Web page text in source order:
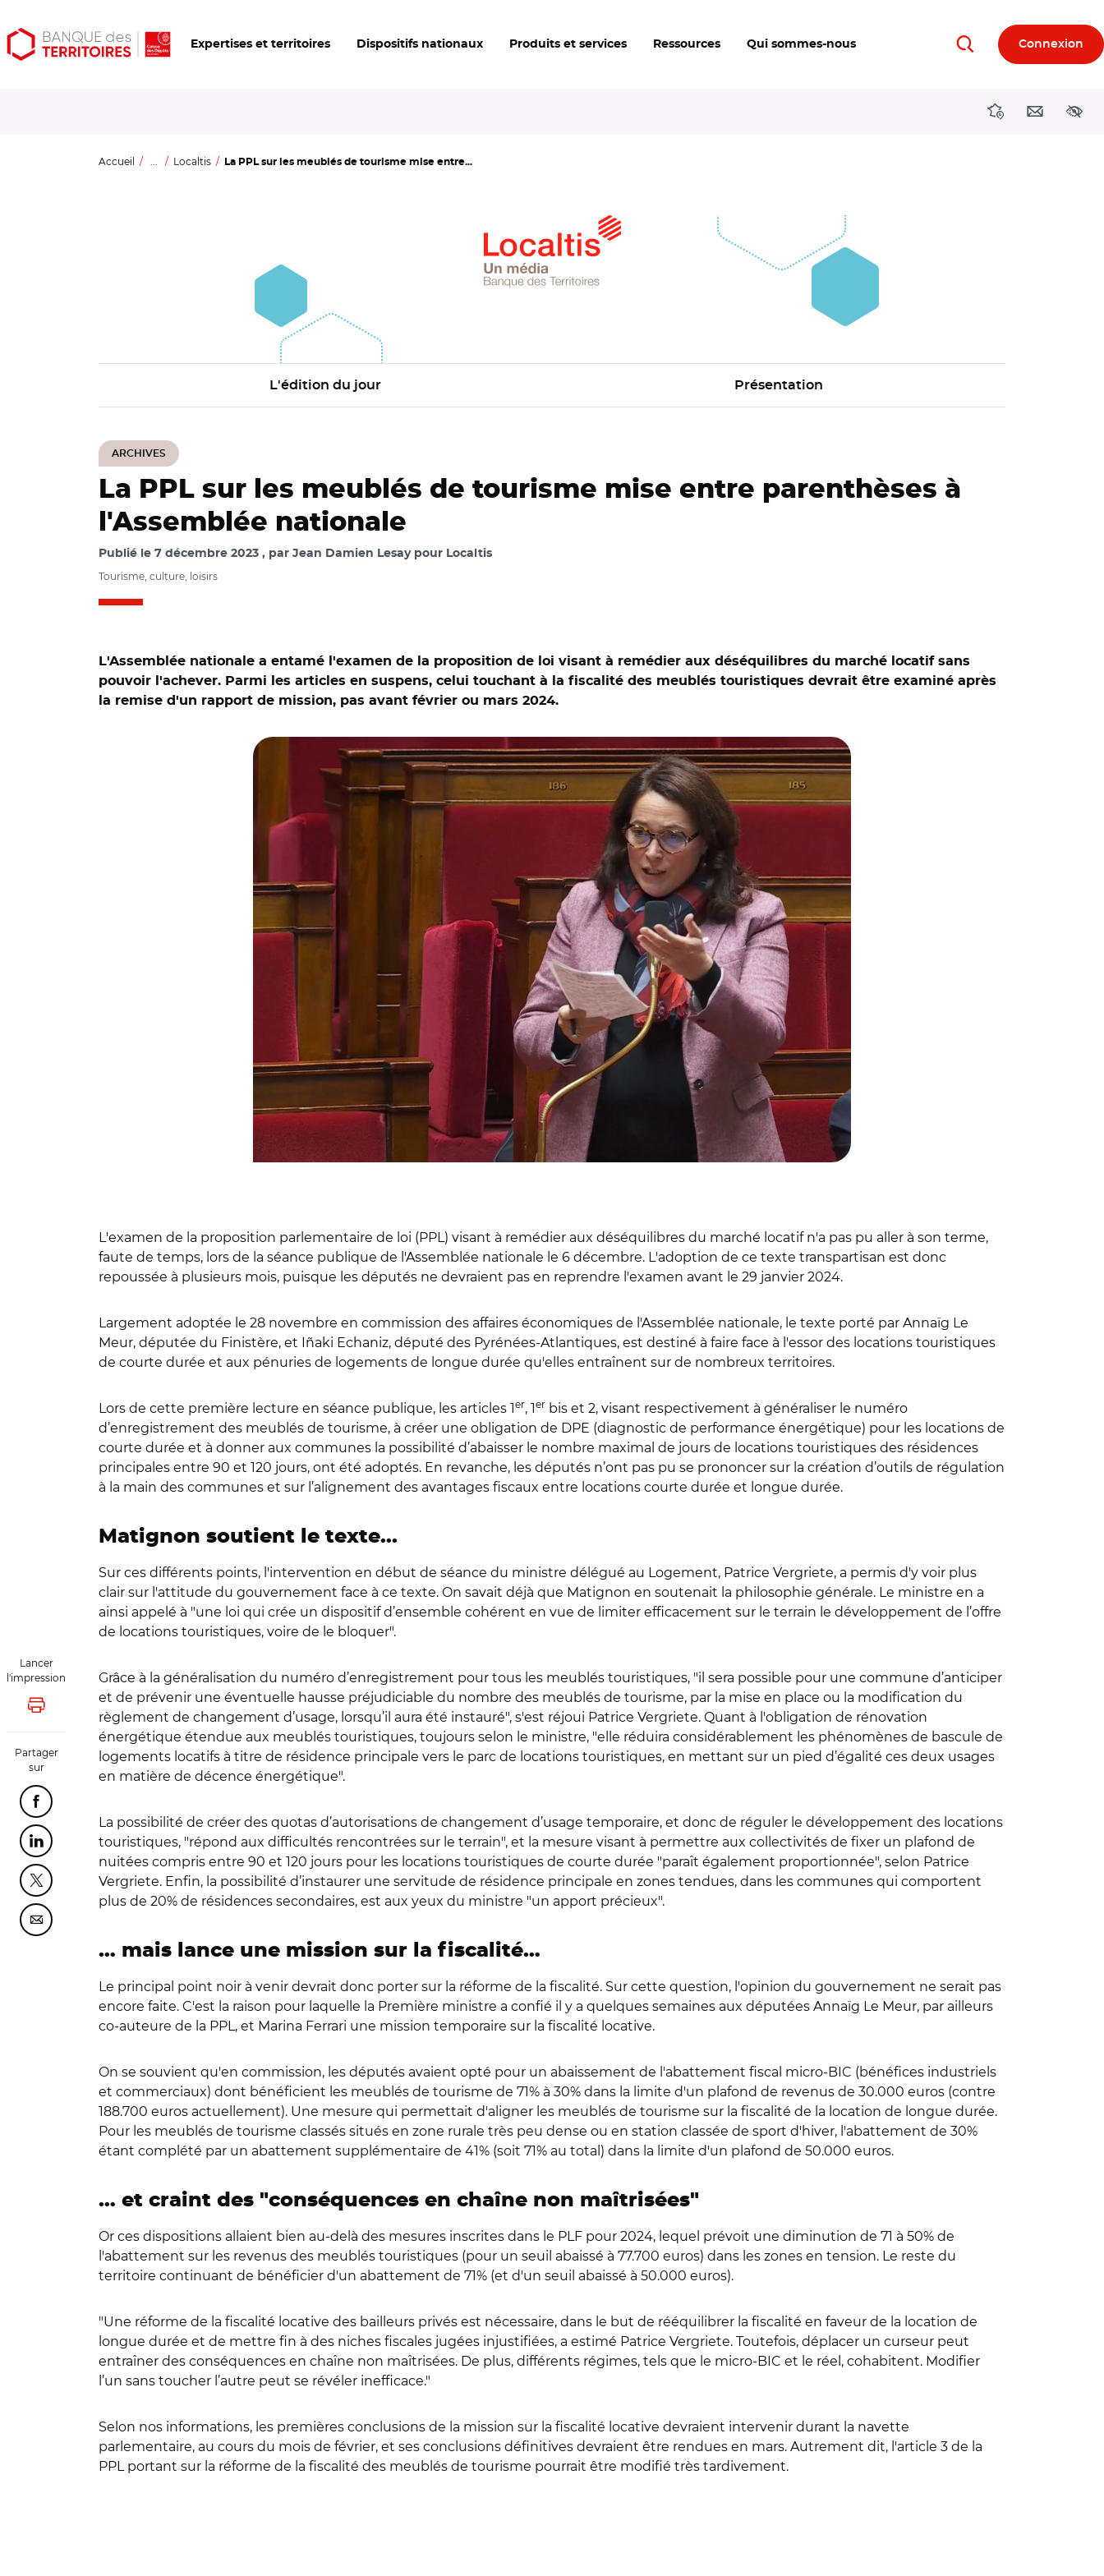
Aller
au
Aller
au
Ouvrir
les
Expertises et territoires Dispositifs nationaux Produits et services Ressources Qui sommes-nous RechercherConnexion
DirectionsContact
Accueil ... Localtis La PPL sur les meublés de tourisme mise entre...
L'édition du jour Présentation
ARCHIVES
Lancer
l'impression
Lancer l'impression
Partager
sur
Partager cette page sur Facebook
Partager cette page sur Linkedin
Partager cette page sur Twitter
Partager cette page sur Courriel
La PPL sur les meublés de tourisme mise entre parenthèses à
l'Assemblée nationale
Publié le 7 décembre 2023 par Jean Damien Lesay pour Localtis
Tourisme, culture, loisirs
L'Assemblée nationale a entamé l'examen de la proposition de loi visant à remédier aux déséquilibres du marché locatif sans
pouvoir l'achever. Parmi les articles en suspens, celui touchant à la fiscalité des meublés touristiques devrait être examiné après
la remise d'un rapport de mission, pas avant février ou mars 2024.
L'examen de la proposition parlementaire de loi (PPL) visant à remédier aux déséquilibres du marché locatif n'a pas pu aller à son terme,
faute de temps, lors de la séance publique de l'Assemblée nationale le 6 décembre. L'adoption de ce texte transpartisan est donc
repoussée à plusieurs mois, puisque les députés ne devraient pas en reprendre l'examen avant le 29 janvier 2024.
Largement adoptée le 28 novembre en commission des affaires économiques de l'Assemblée nationale, le texte porté par Annaïg Le
Meur, députée du Finistère, et Iñaki Echaniz, député des Pyrénées-Atlantiques, est destiné à faire face à l'essor des locations touristiques
de courte durée et aux pénuries de logements de longue durée qu'elles entraînent sur de nombreux territoires.
Lors de cette première lecture en séance publique, les articles 1er, 1er bis et 2, visant respectivement à généraliser le numéro
d’enregistrement des meublés de tourisme, à créer une obligation de DPE (diagnostic de performance énergétique) pour les locations de
courte durée et à donner aux communes la possibilité d’abaisser le nombre maximal de jours de locations touristiques des résidences
principales entre 90 et 120 jours, ont été adoptés. En revanche, les députés n’ont pas pu se prononcer sur la création d’outils de régulation
à la main des communes et sur l’alignement des avantages fiscaux entre locations courte durée et longue durée.
Matignon soutient le texte...
Sur ces différents points, l'intervention en début de séance du ministre délégué au Logement, Patrice Vergriete, a permis d'y voir plus
clair sur l'attitude du gouvernement face à ce texte. On savait déjà que Matignon en soutenait la philosophie générale. Le ministre en a
ainsi appelé à "une loi qui crée un dispositif d’ensemble cohérent en vue de limiter efficacement sur le terrain le développement de l’offre
de locations touristiques, voire de le bloquer".
Grâce à la généralisation du numéro d’enregistrement pour tous les meublés touristiques, "il sera possible pour une commune d’anticiper
et de prévenir une éventuelle hausse préjudiciable du nombre des meublés de tourisme, par la mise en place ou la modification du
règlement de changement d’usage, lorsqu’il aura été instauré", s'est réjoui Patrice Vergriete. Quant à l'obligation de rénovation
énergétique étendue aux meublés touristiques, toujours selon le ministre, "elle réduira considérablement les phénomènes de bascule de
logements locatifs à titre de résidence principale vers le parc de locations touristiques, en mettant sur un pied d’égalité ces deux usages
en matière de décence énergétique".
La possibilité de créer des quotas d’autorisations de changement d’usage temporaire, et donc de réguler le développement des locations
touristiques, "répond aux difficultés rencontrées sur le terrain", et la mesure visant à permettre aux collectivités de fixer un plafond de
nuitées compris entre 90 et 120 jours pour les locations touristiques de courte durée "paraît également proportionnée", selon Patrice
Vergriete. Enfin, la possibilité d’instaurer une servitude de résidence principale en zones tendues, dans les communes qui comportent
plus de 20% de résidences secondaires, est aux yeux du ministre "un apport précieux".
… mais lance une mission sur la fiscalité…
Le principal point noir à venir devrait donc porter sur la réforme de la fiscalité. Sur cette question, l'opinion du gouvernement ne serait pas
encore faite. C'est la raison pour laquelle la Première ministre a confié il y a quelques semaines aux députées Annaïg Le Meur, par ailleurs
co-auteure de la PPL, et Marina Ferrari une mission temporaire sur la fiscalité locative.
On se souvient qu'en commission, les députés avaient opté pour un abaissement de l'abattement fiscal micro-BIC (bénéfices industriels
et commerciaux) dont bénéficient les meublés de tourisme de 71% à 30% dans la limite d'un plafond de revenus de 30.000 euros (contre
188.700 euros actuellement). Une mesure qui permettait d'aligner les meublés de tourisme sur la fiscalité de la location de longue durée.
Pour les meublés de tourisme classés situés en zone rurale très peu dense ou en station classée de sport d'hiver, l'abattement de 30%
étant complété par un abattement supplémentaire de 41% (soit 71% au total) dans la limite d'un plafond de 50.000 euros.
… et craint des "conséquences en chaîne non maîtrisées"
Or ces dispositions allaient bien au-delà des mesures inscrites dans le PLF pour 2024, lequel prévoit une diminution de 71 à 50% de
l'abattement sur les revenus des meublés touristiques (pour un seuil abaissé à 77.700 euros) dans les zones en tension. Le reste du
territoire continuant de bénéficier d'un abattement de 71% (et d'un seuil abaissé à 50.000 euros).
"Une réforme de la fiscalité locative des bailleurs privés est nécessaire, dans le but de rééquilibrer la fiscalité en faveur de la location de
longue durée et de mettre fin à des niches fiscales jugées injustifiées, a estimé Patrice Vergriete. Toutefois, déplacer un curseur peut
entraîner des conséquences en chaîne non maîtrisées. De plus, différents régimes, tels que le micro-BIC et le réel, cohabitent. Modifier
l’un sans toucher l’autre peut se révéler inefficace."
Selon nos informations, les premières conclusions de la mission sur la fiscalité locative devraient intervenir durant la navette
parlementaire, au cours du mois de février, et ses conclusions définitives devraient être rendues en mars. Autrement dit, l'article 3 de la
PPL portant sur la réforme de la fiscalité des meublés de tourisme pourrait être modifié très tardivement.